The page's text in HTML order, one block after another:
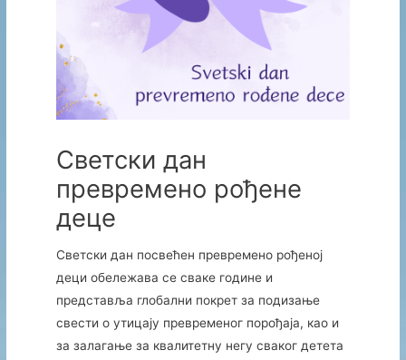
Светски дан
превремено рођене
деце
Светски дан посвећен превремено рођеној
деци обележава се сваке године и
представља глобални покрет за подизање
свести о утицају превременог порођаја, као и
за залагање за квалитетну негу сваког детета